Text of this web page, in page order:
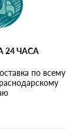
24 ЧАСА
по всему